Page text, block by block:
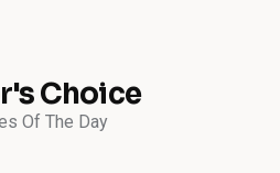
Choice
Of The Day